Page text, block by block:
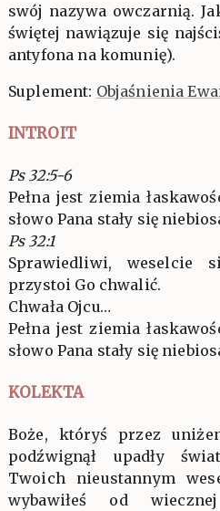
swój nazywa owczarnią.
świętej nawiązuje się
antyfona na komunię).
Suplement: Objaśnienia
INTROIT
Ps 32:5-6
Pełna jest ziemia
słowo Pana stały się
Ps 32:1
Sprawiedliwi, weselcie
przystoi Go chwalić.
Chwała Ojcu…
Pełna jest ziemia
słowo Pana stały się
KOLEKTA
Boże, któryś przez
podźwignął upadły
Twoich nieustannym
wybawiłeś od